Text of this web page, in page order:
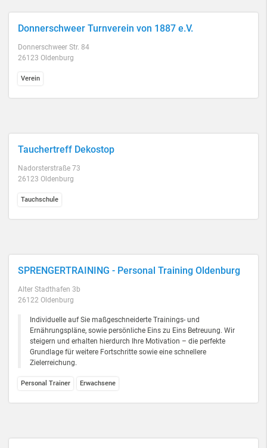
Donnerschweer Turnverein von 1887 e.V.
Donnerschweer Str. 84
26123 Oldenburg
Verein
Tauchertreff Dekostop
Nadorsterstraße 73
26123 Oldenburg
Tauchschule
SPRENGERTRAINING - Personal Training Oldenburg
Alter Stadthafen 3b
26122 Oldenburg
Individuelle auf Sie maßgeschneiderte Trainings- und
Ernährungspläne, sowie persönliche Eins zu Eins Betreuung. Wir
steigern und erhalten hierdurch Ihre Motivation – die perfekte
Grundlage für weitere Fortschritte sowie eine schnellere
Zielerreichung.
Personal Trainer Erwachsene